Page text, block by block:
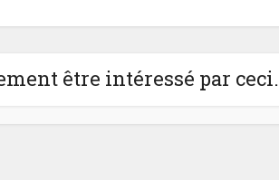
être intéressé par ceci.